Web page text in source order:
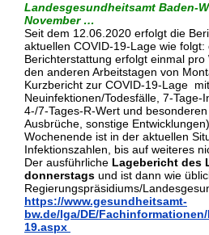
Landesgesundheitsamt Baden-
November …
Seit dem 12.06.2020 erfolgt die
aktuellen COVID-19-Lage wie
Berichterstattung erfolgt einmal
den anderen Arbeitstagen von
Kurzbericht zur COVID-19-Lage
Neuinfektionen/Todesfälle, 7-
4-/7-Tages-R-Wert und
Ausbrüche, sonstige
Wochenende ist in der aktuellen
Infektionszahlen, bis auf weiteres
Der ausführliche Lagebericht des
donnerstags und ist dann wie
Regierungspräsidiums/
https://www.gesundheitsamt-
bw.de/lga/DE/
19.aspx